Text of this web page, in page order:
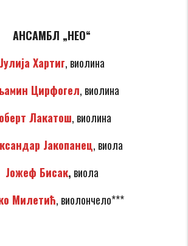
АНСАМБЛ „НЕО“
Јулија Хартиг, виолина
Цирфогел, виолина
Лакатош, виолина
Јакопанец, виола
Јожеф Бисак, виола
Милетић, виолончело***